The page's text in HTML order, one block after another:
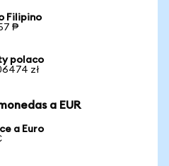
Filipino
₱
polaco
zł
a EUR
a Euro